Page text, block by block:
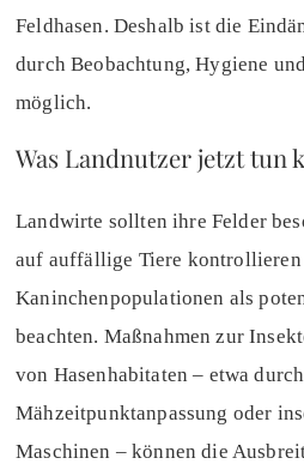
Feldhasen. Deshalb ist die
durch Beobachtung, Hygiene
möglich.
Was Landnutzer jetzt tun
Landwirte sollten ihre Felder
auf auffällige Tiere kontrollieren
Kaninchenpopulationen als
beachten. Maßnahmen zur
von Hasenhabitaten – etwa durch
Mähzeitpunktanpassung oder
Maschinen – können die